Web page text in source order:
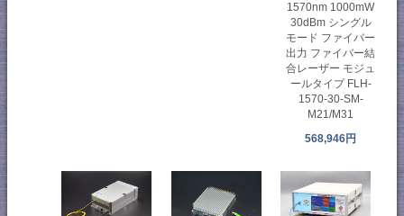
1570nm 1000mW
30dBm シングル
モード ファイバー
出力 ファイバー結
合レーザー モジュ
ールタイプ FLH-
1570-30-SM-
M21/M31
568,946円